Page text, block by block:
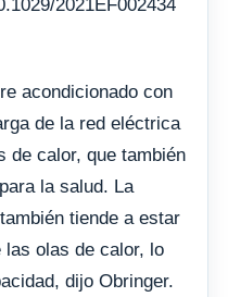
2021EF002434
acondicionado con
de la red eléctrica
de calor, que también
la salud. La
tiende a estar
las olas de calor, lo
dijo Obringer.